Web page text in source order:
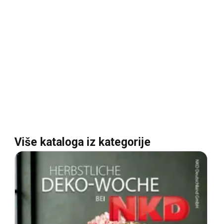
Više kataloga iz kategorije